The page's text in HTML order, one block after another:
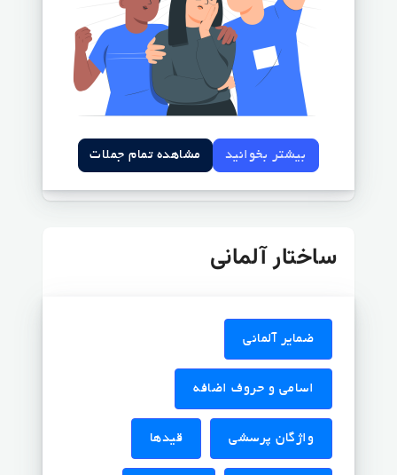
بیشتر بخوانید مشاهده تمام جملات
ساختار آلمانی
ضمایر آلمانی
اسامی و حروف اضافه
واژگان پرسشی قیدها